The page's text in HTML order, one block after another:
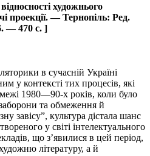
художнього
проекції. — Тернопіль: Ред.
— 470 с. ]
в сучасній Україні
у контексті тих процесів, які
1980—90-х років, коли було
та обмеження й
завісу”, культура дістала шанс
у світі інтелектуального
що з’явилися в цей період,
літературу, а й